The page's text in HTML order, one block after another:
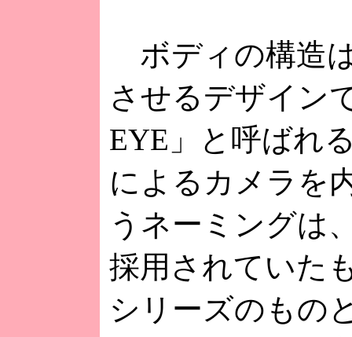
ボディの構造
させるデザイン
EYE」と呼ばれ
によるカメラを
うネーミングは
採用されていた
シリーズのもの